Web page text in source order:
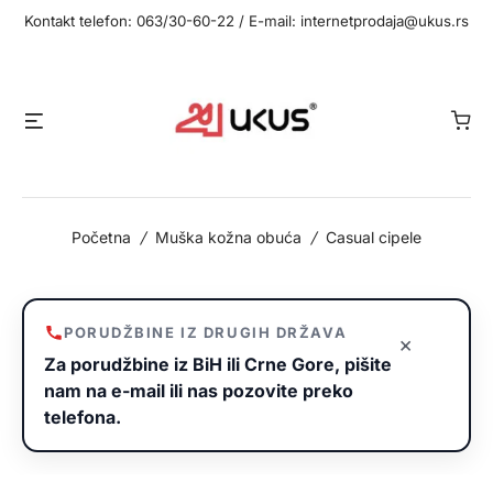
Kontakt telefon: 063/30-60-22 / E-mail: internetprodaja@ukus.rs
Početna / Muška kožna obuća / Casual cipele
×
PORUDŽBINE IZ DRUGIH DRŽAVA
Za porudžbine iz BiH ili Crne Gore, pišite
nam na e-mail ili nas pozovite preko
telefona.